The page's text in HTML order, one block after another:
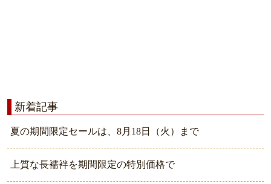
新着記事
夏の期間限定セールは、8月18日（火）まで
上質な長襦袢を期間限定の特別価格で